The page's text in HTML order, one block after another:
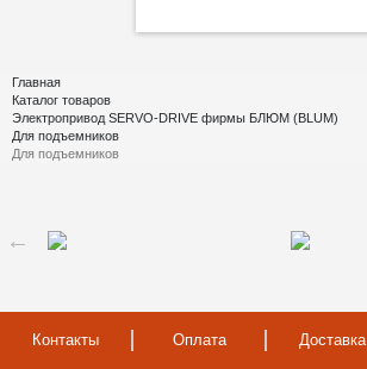
Главная
Каталог товаров
Электропривод SERVO-DRIVE фирмы БЛЮМ (BLUM)
Для подъемников
Для подъемников
Контакты Оплата Доставка